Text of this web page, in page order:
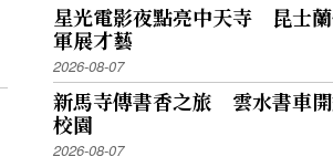
星光電影夜點亮中天寺 昆士
軍展才藝
2026-08-07
新馬寺傳書香之旅 雲水書車
校園
2026-08-07